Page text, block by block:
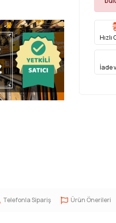
Hızlı
İade
Telefonla Sipariş Ürün Önerileri